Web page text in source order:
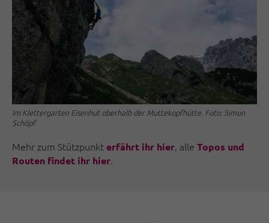
Im Klettergarten Eisenhut oberhalb der Muttekopfhütte. Foto: Simon
Schöpf
Mehr zum Stützpunkt erfährt ihr hier, alle Topos und
Routen findet ihr hier.